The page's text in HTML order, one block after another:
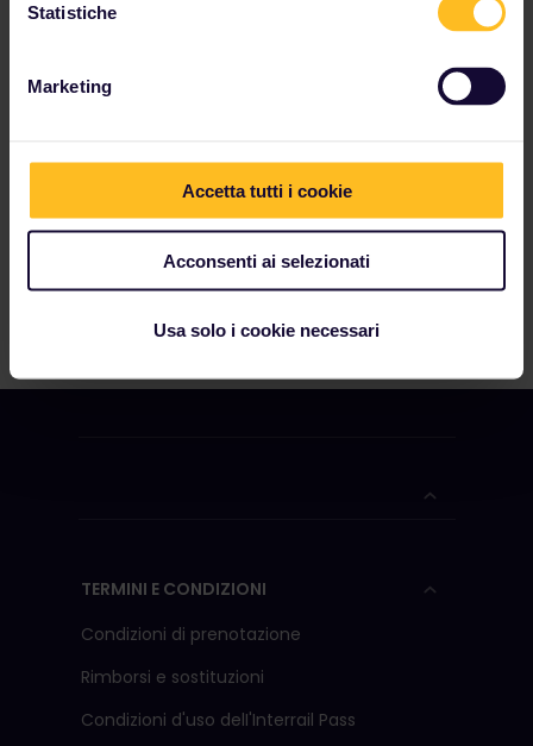
Statistiche
Marketing
Accetta tutti i cookie
Acconsenti ai selezionati
Usa solo i cookie necessari
TERMINI E CONDIZIONI
Condizioni di prenotazione
Rimborsi e sostituzioni
Condizioni d'uso delI'Interrail Pass